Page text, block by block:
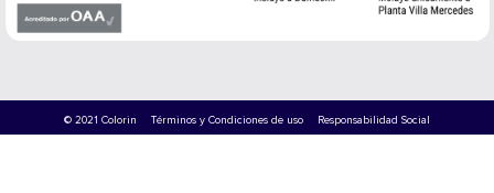
© 2021 Colorin Términos y Condiciones de uso Responsabilidad Social